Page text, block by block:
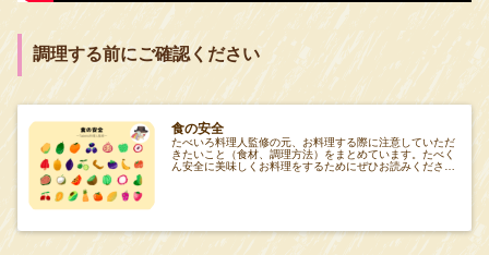
調理する前にご確認ください
食の安全
たべいろ料理人監修の元、お料理する際に注意していただ
きたいこと（食材、調理方法）をまとめています。たべく
ん安全に美味しくお料理をするためにぜひお読みください